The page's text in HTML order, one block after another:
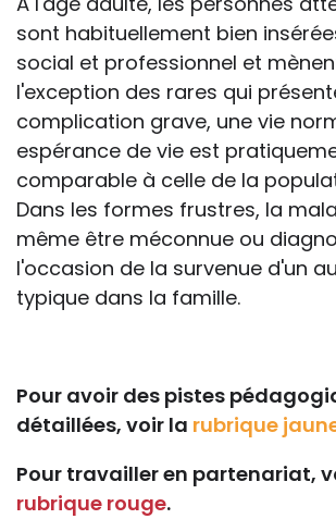
sont habituellement bien
social et professionnel et
l'exception des rares qui
complication grave, une vie
espérance de vie est
comparable à celle de la
Dans les formes frustres, la
même être méconnue ou
l'occasion de la survenue d'un
typique dans la famille.
Pour avoir des pistes
détaillées, voir la rubrique
Pour travailler en partenariat,
rubrique rouge.